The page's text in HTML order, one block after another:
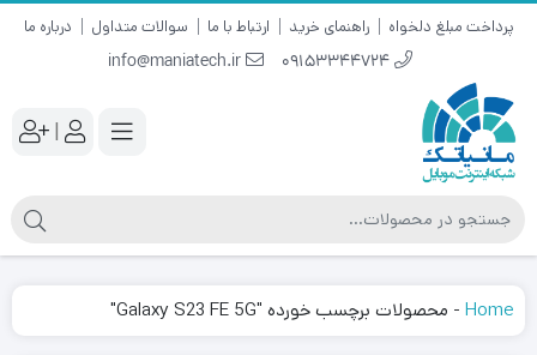
پرداخت مبلغ دلخواه راهنمای خرید ارتباط با ما سوالات متداول درباره ما
09153344724
info@maniatech.ir
|
Home
- محصولات برچسب خورده "Galaxy S23 FE 5G"